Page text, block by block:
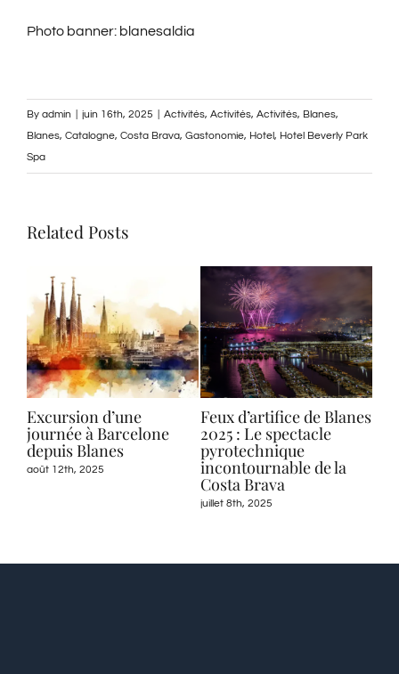
Photo banner: blanesaldia
By admin juin 16th, 2025 Activités, Activités, Activités, Blanes,
Blanes, Catalogne, Costa Brava, Gastonomie, Hotel, Hotel Beverly Park
Spa
Related Posts
Excursion d’une
journée à Barcelone
depuis Blanes
août 12th, 2025
Feux d’artifice de Blanes
2025 : Le spectacle
pyrotechnique
incontournable de la
Costa Brava
juillet 8th, 2025